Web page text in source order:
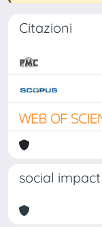
Citazioni
social impact